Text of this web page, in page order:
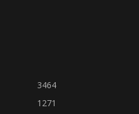
3464
1271